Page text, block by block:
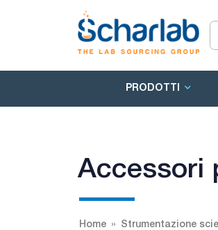
PRODOTTI
Accessori
Home Strumentazione